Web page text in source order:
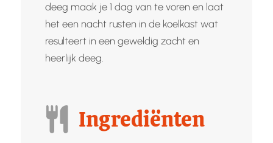
deeg maak je 1 dag van te voren en laat
het een nacht rusten in de koelkast wat
resulteert in een geweldig zacht en
heerlijk deeg.
Ingrediënten